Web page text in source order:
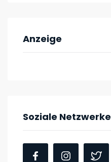
Anzeige
Soziale Netzwerke